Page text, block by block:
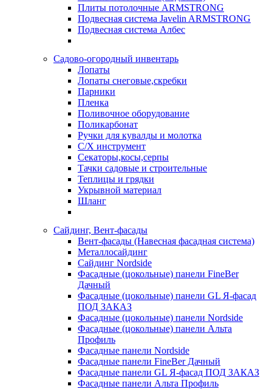
Плиты потолочные ARMSTRONG
Подвесная система Javelin ARMSTRONG
Подвесная система Албес
Садово-огородный инвентарь
Лопаты
Лопаты снеговые,скребки
Парники
Пленка
Поливочное оборудование
Поликарбонат
Ручки для кувалды и молотка
С/Х инструмент
Секаторы,косы,серпы
Тачки садовые и строительные
Теплицы и грядки
Укрывной материал
Шланг
Сайдинг, Вент-фасады
Вент-фасады (Навесная фасадная система)
Металлосайдинг
Сайдинг Nordside
Фасадные (цокольные) панели FineBer
Дачный
Фасадные (цокольные) панели GL Я-фасад
ПОД ЗАКАЗ
Фасадные (цокольные) панели Nordside
Фасадные (цокольные) панели Альта
Профиль
Фасадные панели Nordside
Фасадные панели FineBer Дачный
Фасадные панели GL Я-фасад ПОД ЗАКАЗ
Фасадные панели Альта Профиль